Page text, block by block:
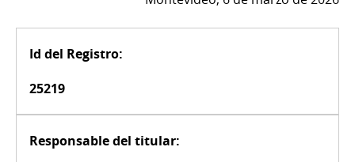
Id del Registro:
25219
Responsable del titular: